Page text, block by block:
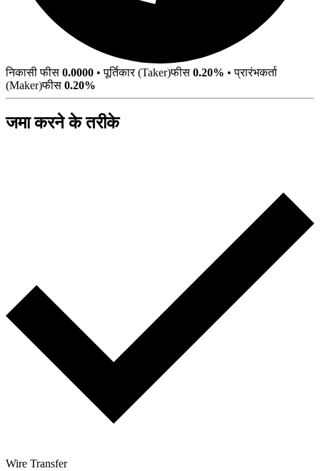
निकासी फीस 0.0000 •पूर्तिकार (Taker)फीस 0.20% •प्रारंभकर्ता
(Maker)फीस 0.20%
जमा करने के तरीके
Wire Transfer